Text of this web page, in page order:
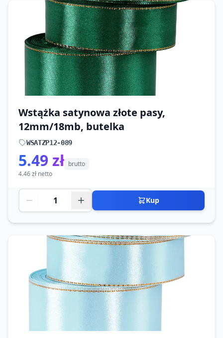
Wstążka satynowa złote pasy,
12mm/18mb, butelka
WSATZP12-089
5.49 zł brutto
4.46 zł netto
Kup